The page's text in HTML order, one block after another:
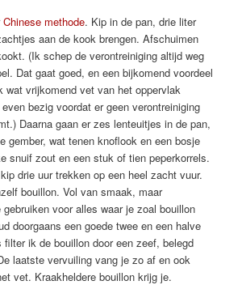
Chinese methode. Kip in de pan, drie liter
aan de kook brengen. Afschuimen
(Ik schep de verontreiniging altijd weg
Dat gaat goed, en een bijkomend voordeel
wat vrijkomend vet van het oppervlak
bezig voordat er geen verontreiniging
Daarna gaan er zes lenteuitjes in de pan,
gember, wat tenen knoflook en een bosje
snuif zout en een stuk of tien peperkorrels.
drie uur trekken op een heel zacht vuur.
bouillon. Vol van smaak, maar
voor alles waar je zoal bouillon
doorgaans een goede twee en een halve
filter ik de bouillon door een zeef, belegd
laatste vervuiling vang je zo af en ook
vet. Kraakheldere bouillon krijg je.